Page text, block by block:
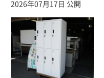
2026年07月17日 公開